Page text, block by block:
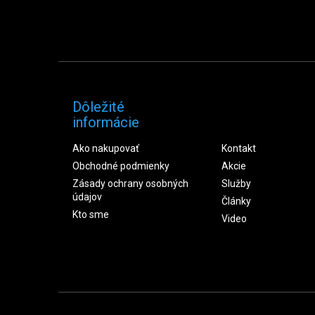
Dôležité
informácie
Ako nakupovať
Obchodné podmienky
Zásady ochrany osobných
údajov
Kto sme
Kontakt
Akcie
Služby
Články
Video